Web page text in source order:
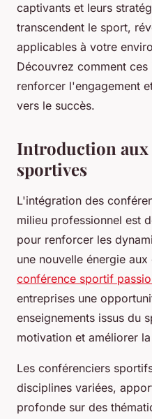
captivants et leurs
transcendent le sport,
applicables à votre
Découvrez comment
renforcer l'engagement
vers le succès.
Introduction aux
sportives
L'intégration des
milieu professionnel est
pour renforcer les
une nouvelle énergie aux
conférence sportif
entreprises une
enseignements issus du
motivation et améliorer
Les conférenciers
disciplines variées,
profonde sur des